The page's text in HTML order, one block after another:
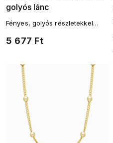
golyós lánc
5 677 Ft
Fényes, golyós részletekkel